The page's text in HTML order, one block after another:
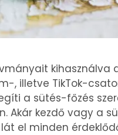
, illetve TikTok-
a sütés-főzés
Akár kezdő vagy a
el minden